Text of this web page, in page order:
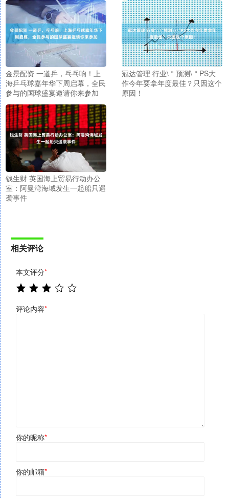
金景配资 一道乒，乓乓响！上
海乒乓球嘉年华下周启幕，全民
参与的国球盛宴邀请你来参加
冠达管理 行业\＂预测\＂PS大
作今年要拿年度最佳？只因这个
原因！
钱生财 英国海上贸易行动办公
室：阿曼湾海域发生一起船只遇
袭事件
相关评论
本文评分*
评论内容*
你的昵称*
你的邮箱*